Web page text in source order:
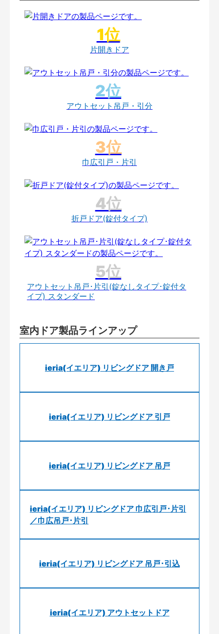
片開きドア
アウトセット吊戸・引分
巾広引戸・片引
折戸ドア(錠付タイプ)
アウトセット吊戸･片引(錠なしタイプ･錠付タ
イプ) スタンダード
室内ドア製品ラインアップ
ieria(イエリア) リビングドア 開き戸
ieria(イエリア) リビングドア 引戸
ieria(イエリア) リビングドア 吊戸
ieria(イエリア) リビングドア 巾広引戸･片引
／巾広吊戸･片引
ieria(イエリア) リビングドア 吊戸･引込
ieria(イエリア) アウトセットドア